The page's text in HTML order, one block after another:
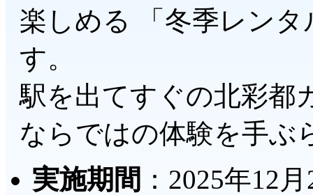
楽しめる 「冬季レン
す。
駅を出てすぐの北彩都
ならではの体験を手ぶ
実施期間 ：2025年12